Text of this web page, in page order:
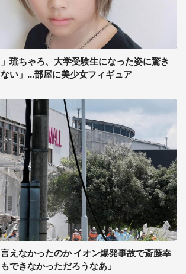
琉ちゃろ、大学受験生になった姿に驚き
い」...部屋に美少女フィギュア
えなかったのか イオン爆発事故で斎藤幸
できなかっただろうなあ」